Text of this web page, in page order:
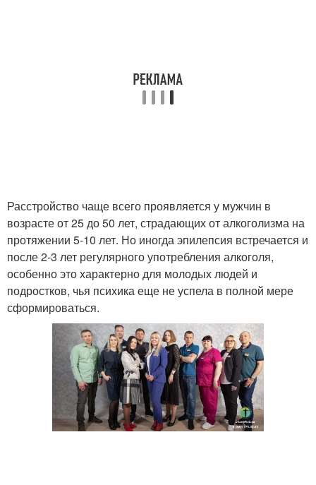
Расстройство чаще всего проявляется у мужчин в
возрасте от 25 до 50 лет, страдающих от алкоголизма на
протяжении 5-10 лет. Но иногда эпилепсия встречается и
после 2-3 лет регулярного употребления алкоголя,
особенно это характерно для молодых людей и
подростков, чья психика еще не успела в полной мере
сформироваться.